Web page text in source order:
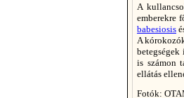
A
emberekre
babesiosis
A
is számon
ellátás
Fotók: